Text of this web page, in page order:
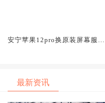
安宁苹果12pro换原装屏幕服务
最新资讯